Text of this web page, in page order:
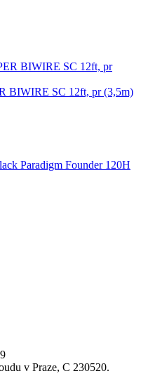
BIWIRE SC 12ft, pr (3,5m)
Paradigm Founder 120H
v Praze, C 230520.